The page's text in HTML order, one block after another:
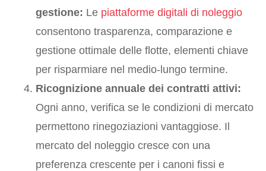
gestione: Le piattaforme digitali di noleggio
consentono trasparenza, comparazione e
gestione ottimale delle flotte, elementi chiave
per risparmiare nel medio-lungo termine.
Ricognizione annuale dei contratti attivi:
Ogni anno, verifica se le condizioni di mercato
permettono rinegoziazioni vantaggiose. Il
mercato del noleggio cresce con una
preferenza crescente per i canoni fissi e